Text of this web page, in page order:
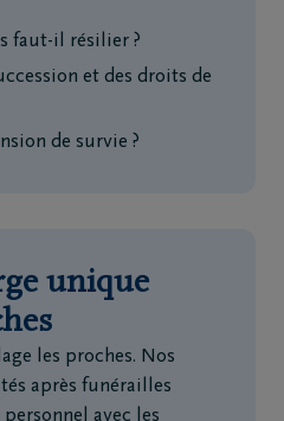
faut-il résilier ?
et des droits de
de survie ?
unique
les proches. Nos
après funérailles
avec les